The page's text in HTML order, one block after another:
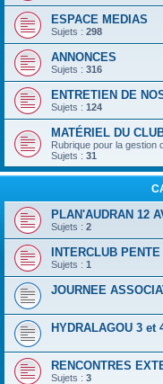
ESPACE MEDIAS
Sujets : 298
ANNONCES
Sujets : 316
ENTRETIEN DE
Sujets : 124
MATÉRIEL DU
Rubrique pour la gestion
Sujets : 31
PLAN'AUDRAN 12
Sujets : 2
INTERCLUB
Sujets : 1
JOURNEE
HYDRALAGOU 3 et
RENCONTRES
Sujets : 3